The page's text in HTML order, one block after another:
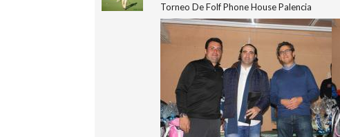
Torneo De Folf Phone House Palencia